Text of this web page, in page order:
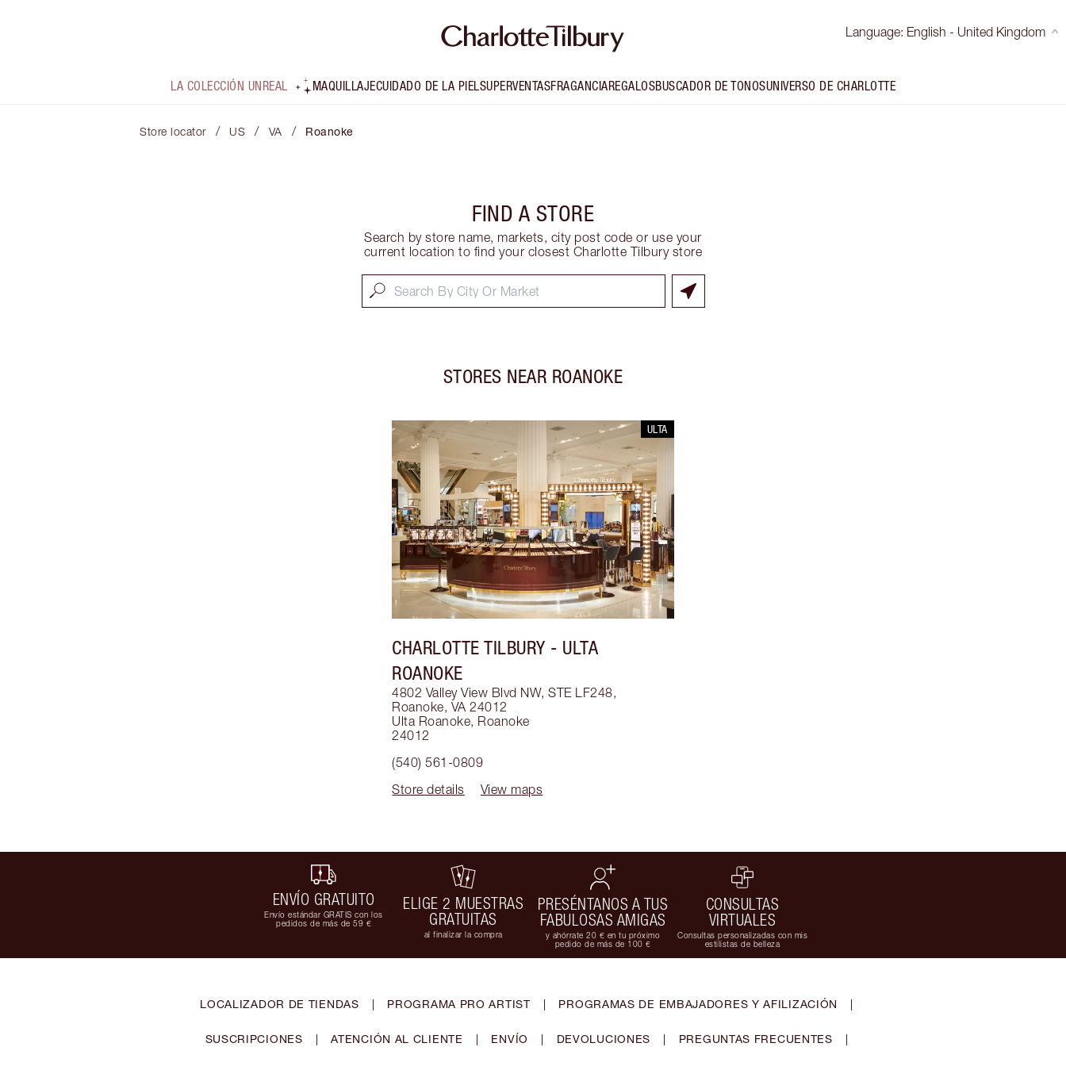
Language: English - United Kingdom
LA COLECCIÓN UNREAL MAQUILLAJECUIDADO DE LA PIELSUPERVENTASFRAGANCIAREGALOSBUSCADOR DE TONOSUNIVERSO DE CHARLOTTE
Store locator / US / VA / Roanoke
FIND A STORE
Search by store name, markets, city post code or use your
current location to find your closest Charlotte Tilbury store
STORES NEAR ROANOKE
ULTA
CHARLOTTE TILBURY - ULTA
ROANOKE
4802 Valley View Blvd NW, STE LF248,
Roanoke, VA 24012
Ulta Roanoke, Roanoke
24012
(540) 561-0809
Store details
View maps
ENVÍO GRATUITO
Envío estándar GRATIS con los
pedidos de más de 59 €
ELIGE 2 MUESTRAS
GRATUITAS
al finalizar la compra
PRESÉNTANOS A TUS
FABULOSAS AMIGAS
y ahórrate 20 € en tu próximo
pedido de más de 100 €
CONSULTAS
VIRTUALES
Consultas personalizadas con mis
estilistas de belleza
LOCALIZADOR DE TIENDAS | PROGRAMA PRO ARTIST | PROGRAMAS DE EMBAJADORES Y AFILIZACIÓN |
SUSCRIPCIONES | ATENCIÓN AL CLIENTE | ENVÍO | DEVOLUCIONES | PREGUNTAS FRECUENTES |